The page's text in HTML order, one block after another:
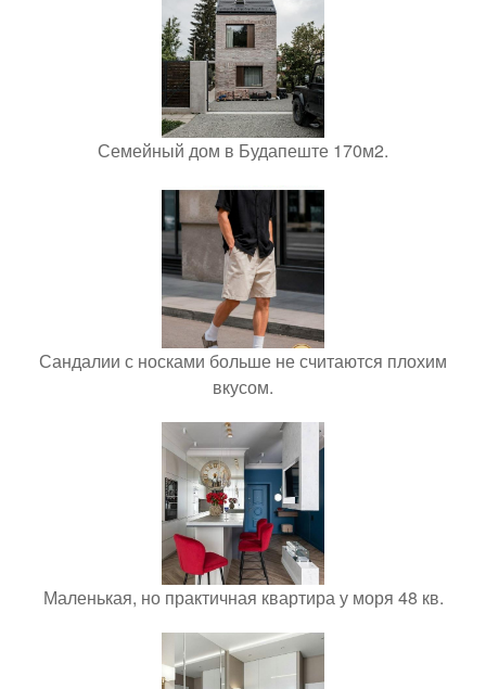
Семейный дом в Будапеште 170м2.
Сандалии с носками больше не считаются плохим
вкусом.
Маленькая, но практичная квартира у моря 48 кв.